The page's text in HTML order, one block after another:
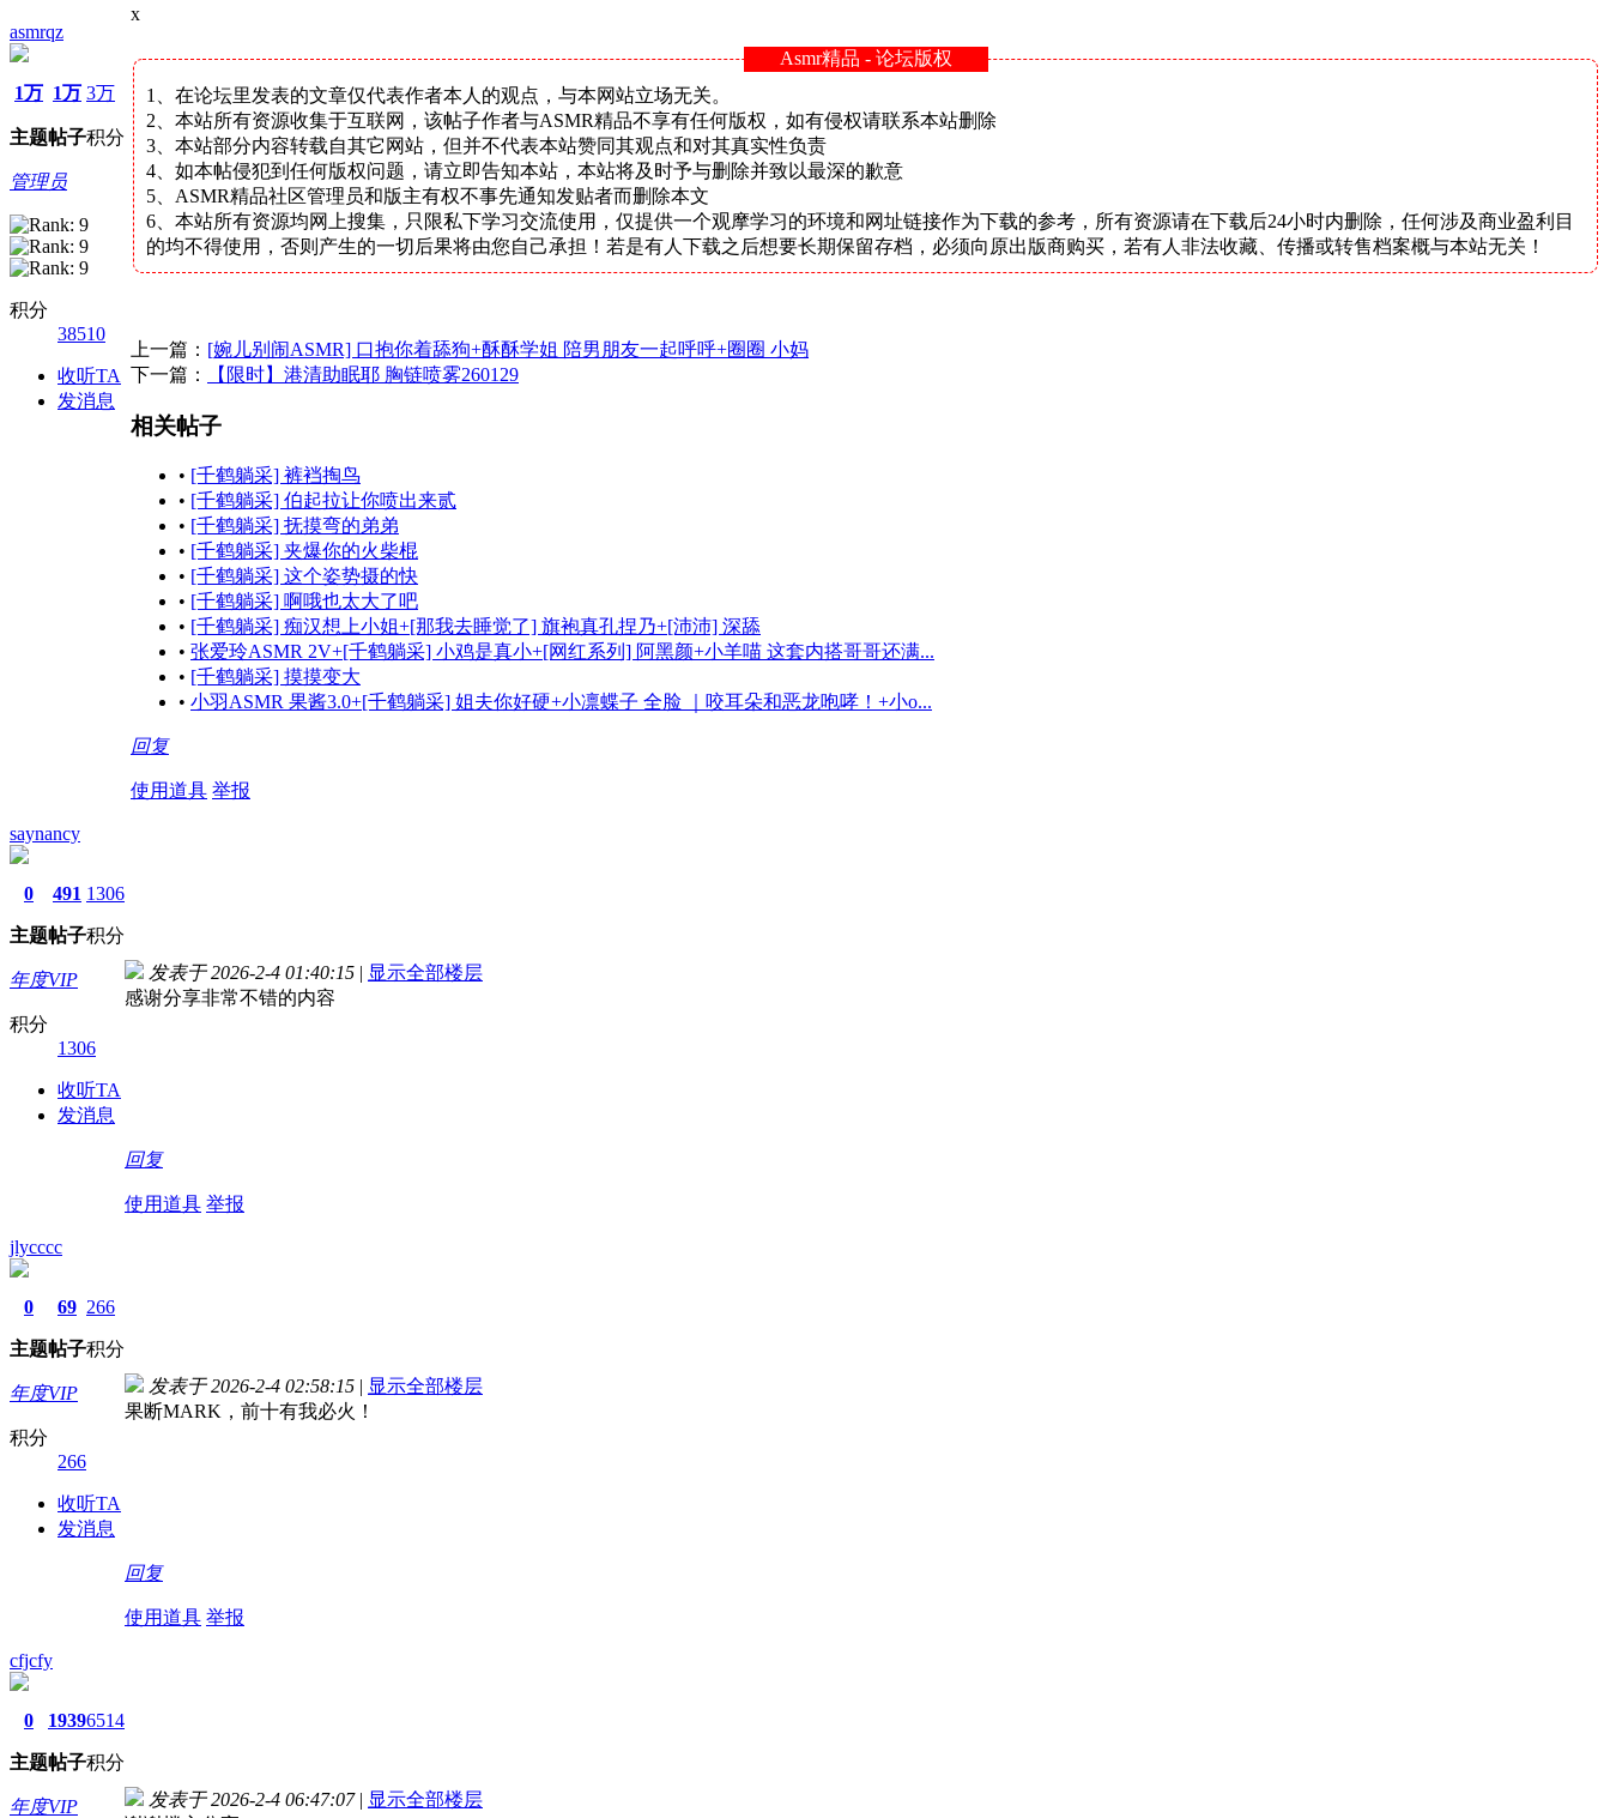
asmrqz
1万
主题
1万
帖子
3万
积分
管理员
积分
38510
收听TA
发消息
x
Asmr精品 - 论坛版权
1、在论坛里发表的文章仅代表作者本人的观点，与本网站立场无关。
2、本站所有资源收集于互联网，该帖子作者与ASMR精品不享有任何版权，如有侵权请联系本站删除
3、本站部分内容转载自其它网站，但并不代表本站赞同其观点和对其真实性负责
4、如本帖侵犯到任何版权问题，请立即告知本站，本站将及时予与删除并致以最深的歉意
5、ASMR精品社区管理员和版主有权不事先通知发贴者而删除本文
6、本站所有资源均网上搜集，只限私下学习交流使用，仅提供一个观摩学习的环境和网址链接作为下载的参考，所有资源请在下载后24小时内删除，任何涉及商业盈利目
的均不得使用，否则产生的一切后果将由您自己承担！若是有人下载之后想要长期保留存档，必须向原出版商购买，若有人非法收藏、传播或转售档案概与本站无关！
上一篇： [婉儿别闹ASMR] 口抱你着舔狗+酥酥学姐 陪男朋友一起呼呼+圈圈 小妈
下一篇：
【限时】港清助眠耶 胸链喷雾260129
相关帖子
• [千鹤躺采] 裤裆掏鸟
• [千鹤躺采] 伯起拉让你喷出来贰
• [千鹤躺采] 抚摸弯的弟弟
• [千鹤躺采] 夹爆你的火柴棍
• [千鹤躺采] 这个姿势摄的快
• [千鹤躺采] 啊哦也太大了吧
• [千鹤躺采] 痴汉想上小姐+[那我去睡觉了] 旗袍真孔捏乃+[沛沛] 深舔
• 张爱玲ASMR 2V+[千鹤躺采] 小鸡是真小+[网红系列] 阿黑颜+小羊喵 这套内搭哥哥还满...
• [千鹤躺采] 摸摸变大
• 小羽ASMR 果酱3.0+[千鹤躺采] 姐夫你好硬+小凛蝶子 全脸 ｜咬耳朵和恶龙咆哮！+小o...
回复
使用道具 举报
saynancy
0
主题
491
帖子
1306
积分
年度VIP
积分
1306
收听TA
发消息
发表于 2026-2-4 01:40:15 | 显示全部楼层
感谢分享非常不错的内容
回复
使用道具 举报
jlycccc
0
主题
69
帖子
266
积分
年度VIP
积分
266
收听TA
发消息
发表于 2026-2-4 02:58:15 | 显示全部楼层
果断MARK，前十有我必火！
回复
使用道具 举报
cfjcfy
0
主题
1939
帖子
6514
积分
年度VIP 发表于 2026-2-4 06:47:07 | 显示全部楼层